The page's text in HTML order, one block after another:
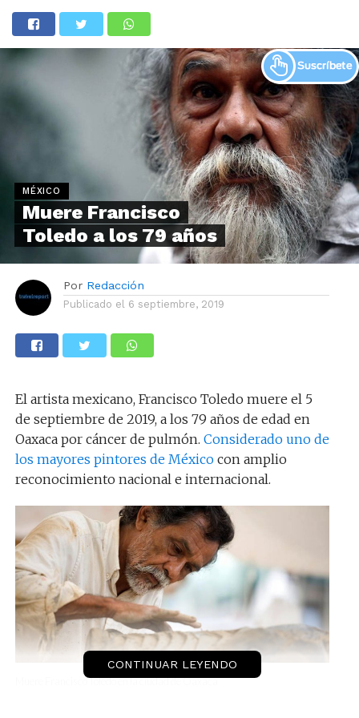
MÉXICO
Muere Francisco
Toledo a los 79 años
Por Redacción
Publicado el 6 septiembre, 2019
El artista mexicano, Francisco Toledo muere el 5
de septiembre de 2019, a los 79 años de edad en
Oaxaca por cáncer de pulmón. Considerado uno de
los mayores pintores de Méxicocon amplio
reconocimiento nacional e internacional.
Muere Francisco Toledo en la ciudad de Oaxaca
CONTINUAR LEYENDO